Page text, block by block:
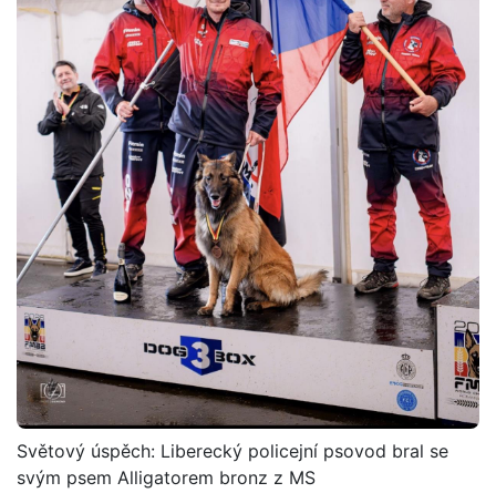
Světový úspěch: Liberecký policejní psovod bral se
svým psem Alligatorem bronz z MS